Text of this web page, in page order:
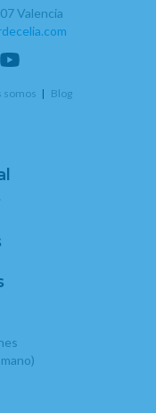
Valencia
somos Blog
mano)